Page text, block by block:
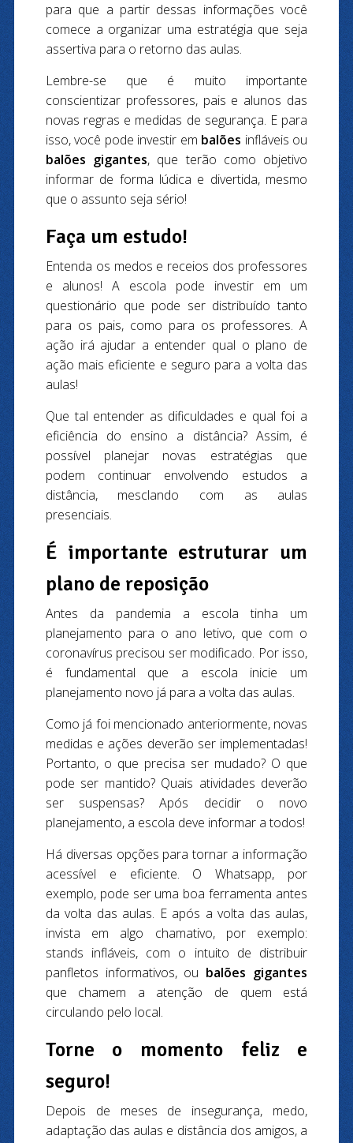
para que a partir dessas informações você
comece a organizar uma estratégia que seja
assertiva para o retorno das aulas.
Lembre-se que é muito importante
conscientizar professores, pais e alunos das
novas regras e medidas de segurança. E para
isso, você pode investir em balões infláveis ou
balões gigantes, que terão como objetivo
informar de forma lúdica e divertida, mesmo
que o assunto seja sério!
Faça um estudo!
Entenda os medos e receios dos professores
e alunos! A escola pode investir em um
questionário que pode ser distribuído tanto
para os pais, como para os professores. A
ação irá ajudar a entender qual o plano de
ação mais eficiente e seguro para a volta das
aulas!
Que tal entender as dificuldades e qual foi a
eficiência do ensino a distância? Assim, é
possível planejar novas estratégias que
podem continuar envolvendo estudos a
distância, mesclando com as aulas
presenciais.
É importante estruturar um
plano de reposição
Antes da pandemia a escola tinha um
planejamento para o ano letivo, que com o
coronavírus precisou ser modificado. Por isso,
é fundamental que a escola inicie um
planejamento novo já para a volta das aulas.
Como já foi mencionado anteriormente, novas
medidas e ações deverão ser implementadas!
Portanto, o que precisa ser mudado? O que
pode ser mantido? Quais atividades deverão
ser suspensas? Após decidir o novo
planejamento, a escola deve informar a todos!
Há diversas opções para tornar a informação
acessível e eficiente. O Whatsapp, por
exemplo, pode ser uma boa ferramenta antes
da volta das aulas. E após a volta das aulas,
invista em algo chamativo, por exemplo:
stands infláveis, com o intuito de distribuir
panfletos informativos, ou balões gigantes
que chamem a atenção de quem está
circulando pelo local.
Torne o momento feliz e
seguro!
Depois de meses de insegurança, medo,
adaptação das aulas e distância dos amigos, a